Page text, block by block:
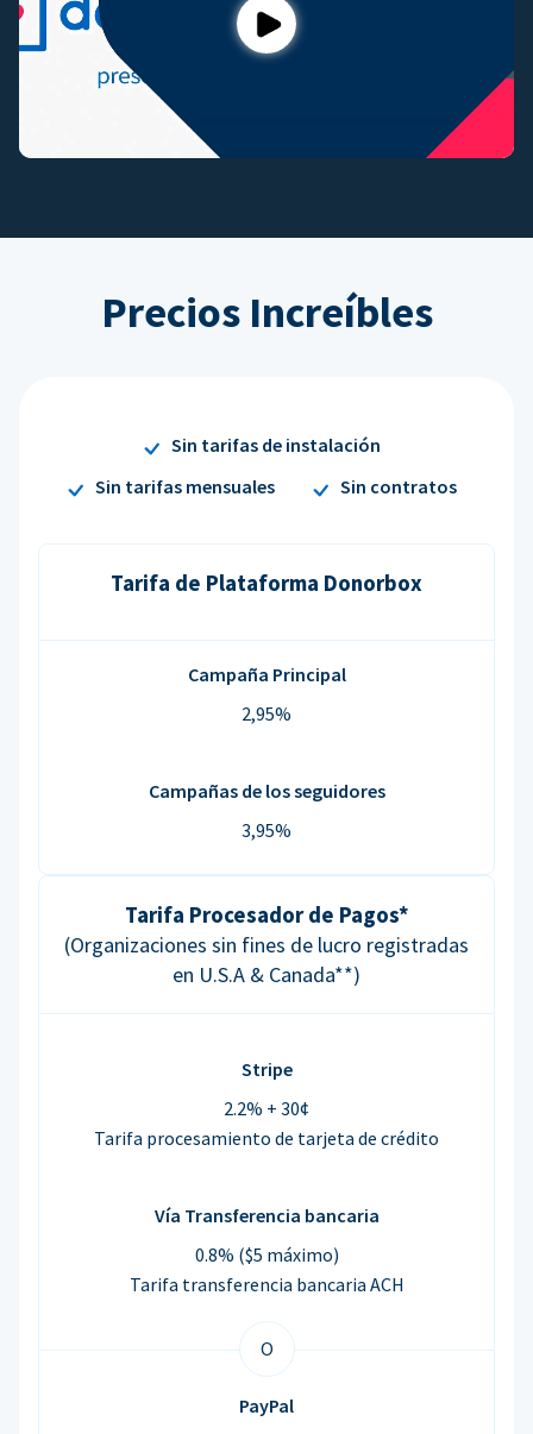
Play
Precios Increíbles
Sin tarifas de instalación
Sin tarifas mensuales
Sin contratos
Tarifa de Plataforma Donorbox
Campaña Principal
2,95%
Campañas de los seguidores
3,95%
Tarifa Procesador de Pagos*
(Organizaciones sin fines de lucro registradas
en U.S.A & Canada**)
Stripe
2.2% + 30¢
Tarifa procesamiento de tarjeta de crédito
Vía Transferencia bancaria
0.8% ($5 máximo)
Tarifa transferencia bancaria ACH
O
PayPal